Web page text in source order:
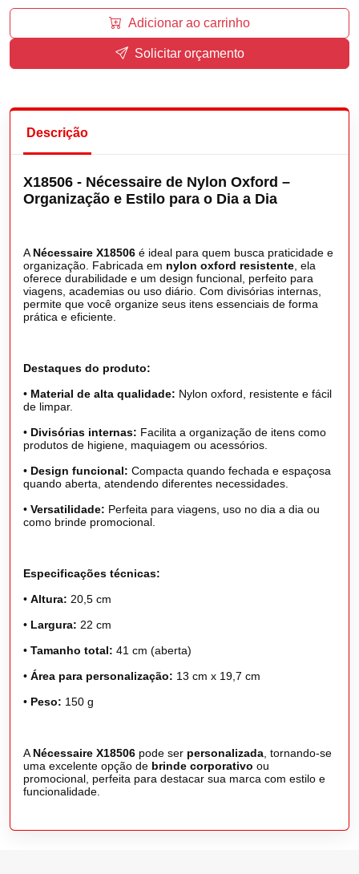
Adicionar ao carrinho
Solicitar orçamento
Descrição
X18506 - Nécessaire de Nylon Oxford –
Organização e Estilo para o Dia a Dia
A Nécessaire X18506 é ideal para quem busca praticidade e
organização. Fabricada em nylon oxford resistente , ela
oferece durabilidade e um design funcional, perfeito para
viagens, academias ou uso diário. Com divisórias internas,
permite que você organize seus itens essenciais de forma
prática e eficiente.
Destaques do produto:
• Material de alta qualidade: Nylon oxford, resistente e fácil
de limpar.
• Divisórias internas: Facilita a organização de itens como
produtos de higiene, maquiagem ou acessórios.
• Design funcional: Compacta quando fechada e espaçosa
quando aberta, atendendo diferentes necessidades.
• Versatilidade: Perfeita para viagens, uso no dia a dia ou
como brinde promocional.
Especificações técnicas:
• Altura: 20,5 cm
• Largura: 22 cm
• Tamanho total: 41 cm (aberta)
• Área para personalização: 13 cm x 19,7 cm
• Peso: 150 g
A Nécessaire X18506 pode ser personalizada , tornando-se
uma excelente opção de brinde corporativo ou
promocional, perfeita para destacar sua marca com estilo e
funcionalidade.